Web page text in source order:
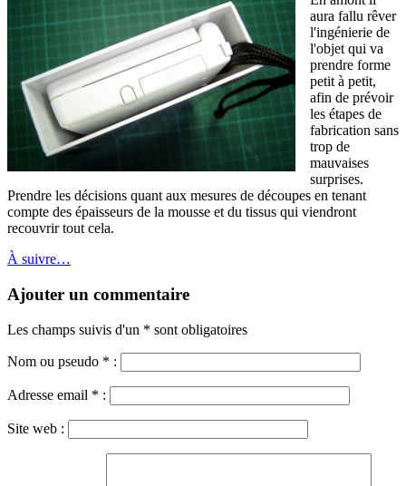
aura fallu rêver
l'ingénierie de
l'objet qui va
prendre forme
petit à petit,
afin de prévoir
les étapes de
fabrication sans
trop de
mauvaises
surprises.
Prendre les décisions quant aux mesures de découpes en tenant
compte des épaisseurs de la mousse et du tissus qui viendront
recouvrir tout cela.
À suivre…
Ajouter un commentaire
Les champs suivis d'un * sont obligatoires
Nom ou pseudo * :
Adresse email * :
Site web :